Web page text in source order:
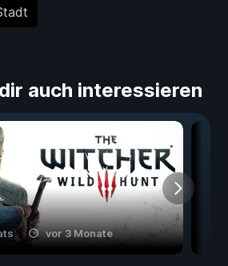
auch interessieren
vor 3 Monate